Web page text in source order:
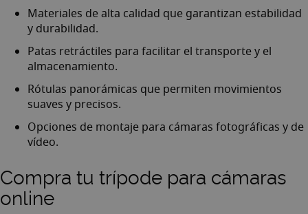
Materiales de alta calidad que garantizan estabilidad
y durabilidad.
Patas retráctiles para facilitar el transporte y el
almacenamiento.
Rótulas panorámicas que permiten movimientos
suaves y precisos.
Opciones de montaje para cámaras fotográficas y de
vídeo.
Compra tu trípode para cámaras
online